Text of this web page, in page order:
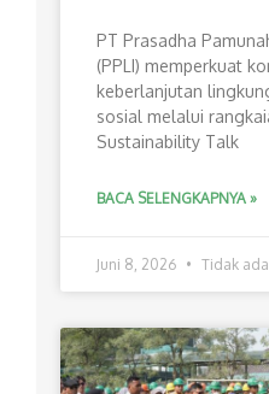
PT Prasadha
(PPLI) memperkuat
keberlanjutan
sosial melalui
Sustainability Talk
BACA SELENGKAPNYA »
Juni 8, 2026 Tidak